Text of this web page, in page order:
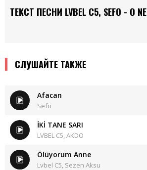
ТЕКСТ ПЕСНИ LVBEL C5, SEFO - O NE
СЛУШАЙТЕ ТАКЖЕ
Afacan
Sefo
İKİ TANE SARI
LVBEL C5, AKDO
Ölüyorum Anne
Lvbel C5, Sezen Aksu